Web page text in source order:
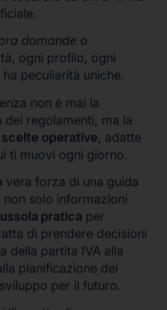
domande o
ogni profilo, ogni
peculiarità uniche.
non è mai la
regolamenti, ma la
operative, adatte
ti muovi ogni giorno.
vera forza di una guida
solo informazioni
pratica per
di prendere decisioni
della partita IVA alla
pianificazione dei
per il futuro.